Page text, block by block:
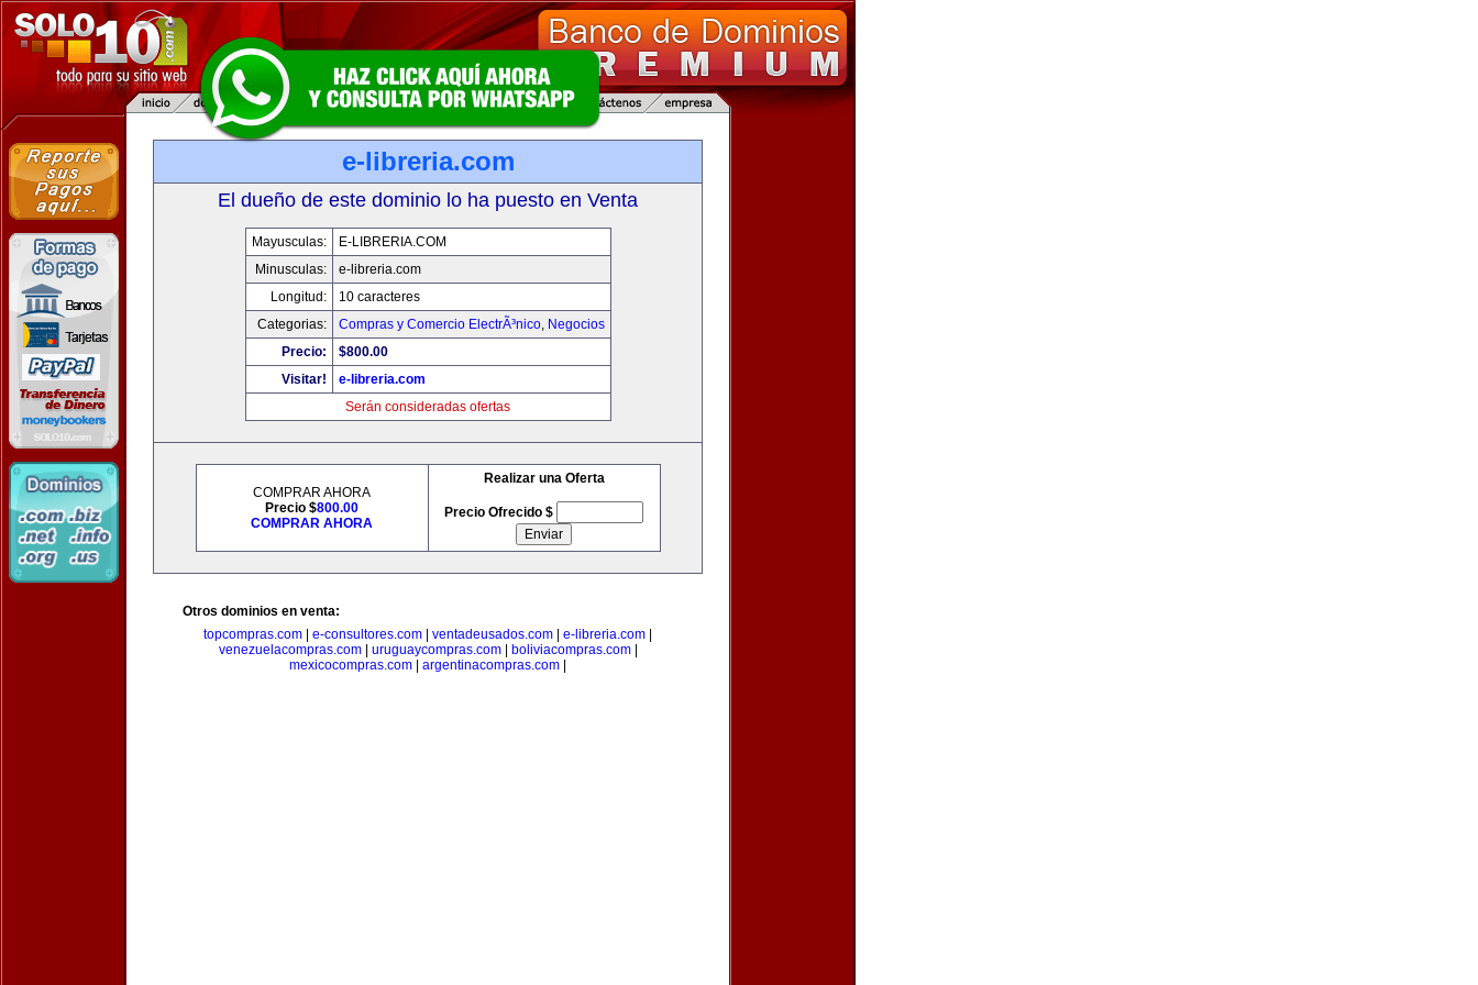
e-libreria.com
El dueño de este dominio lo ha puesto en Venta
Mayusculas:
E-LIBRERIA.COM
Minusculas:
e-libreria.com
Longitud:
10 caracteres
Categorias:
Compras y Comercio ElectrÃ³nico, Negocios
Precio:
$800.00
Visitar!
e-libreria.com
Serán consideradas ofertas
COMPRAR AHORA
Precio $800.00
COMPRAR AHORA
Realizar una Oferta
Precio Ofrecido $
Otros dominios en venta:
topcompras.com
e-consultores.com ventadeusados.com e-libreria.com
venezuelacompras.com| uruguaycompras.com| boliviacompras.com|
mexicocompras.com
argentinacompras.com